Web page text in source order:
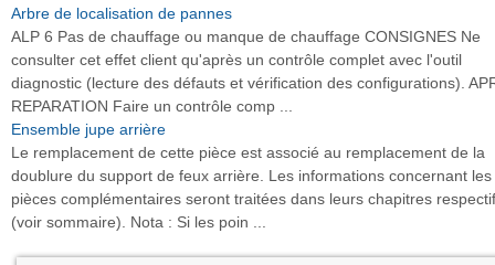
Arbre de localisation de pannes
ALP 6 Pas de chauffage ou manque de chauffage CONSIGNES Ne
consulter cet effet client qu'après un contrôle complet avec l'outil
diagnostic (lecture des défauts et vérification des configurations).
REPARATION Faire un contrôle comp ...
Ensemble jupe arrière
Le remplacement de cette pièce est associé au remplacement de la
doublure du support de feux arrière. Les informations concernant les
pièces complémentaires seront traitées dans leurs chapitres
(voir sommaire). Nota : Si les poin ...